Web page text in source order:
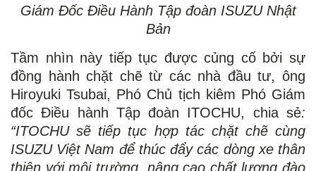
Giám Đốc Điều Hành Tập đoàn ISUZU Nhật
Bản
Tầm nhìn này tiếp tục được củng cố bởi sự
đồng hành chặt chẽ từ các nhà đầu tư, ông
Hiroyuki Tsubai, Phó Chủ tịch kiêm Phó Giám
đốc Điều hành Tập đoàn ITOCHU, chia sẻ:
“ITOCHU sẽ tiếp tục hợp tác chặt chẽ cùng
ISUZU Việt Nam để thúc đẩy các dòng xe thân
thiện với môi trường, nâng cao chất lượng đào